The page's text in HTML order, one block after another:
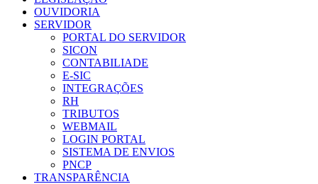
OUVIDORIA
SERVIDOR
PORTAL DO SERVIDOR
SICON
CONTABILIADE
E-SIC
INTEGRAÇÕES
RH
TRIBUTOS
WEBMAIL
LOGIN PORTAL
SISTEMA DE ENVIOS
PNCP
TRANSPARÊNCIA